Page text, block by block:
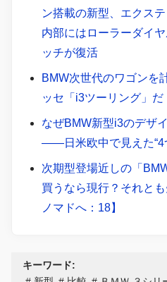
ン搭載の新型、エクス
内部にはローラーダイ
ッチが復活
BMW次世代のワゴンを
ッセ「i3ツーリング」だ
なぜBMW新型i3のデザ
――日米欧中で見えた“4
次期型登場近しの「
買うなら現行？それと
ノマドへ：18】
キーワード: